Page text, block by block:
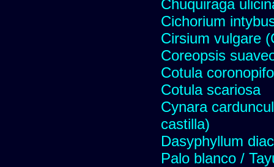
Chuquiraga
Cichorium
Cirsium vulgare
Coreopsis
Cotula
Cotula scariosa
Cynara
castilla)
Dasyphyllum
Palo blanco /